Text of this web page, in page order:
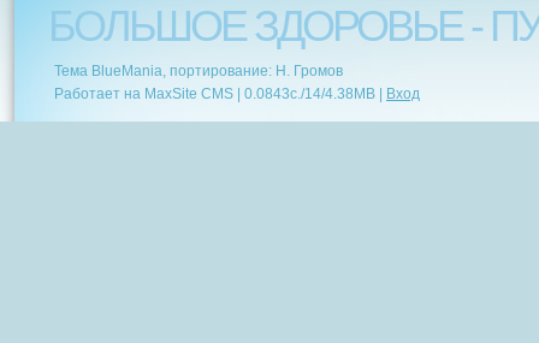
БОЛЬШОЕ ЗДОРОВЬЕ -
Тема BlueMania, портирование: Н. Громов
Работает на MaxSite CMS | 0.0843c./14/4.38MB Вход